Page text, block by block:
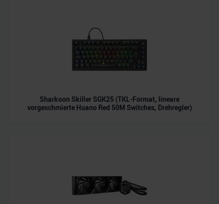
Sharkoon Skiller SGK25 (TKL-Format, lineare
vorgeschmierte Huano Red 50M Switches, Drehregler)